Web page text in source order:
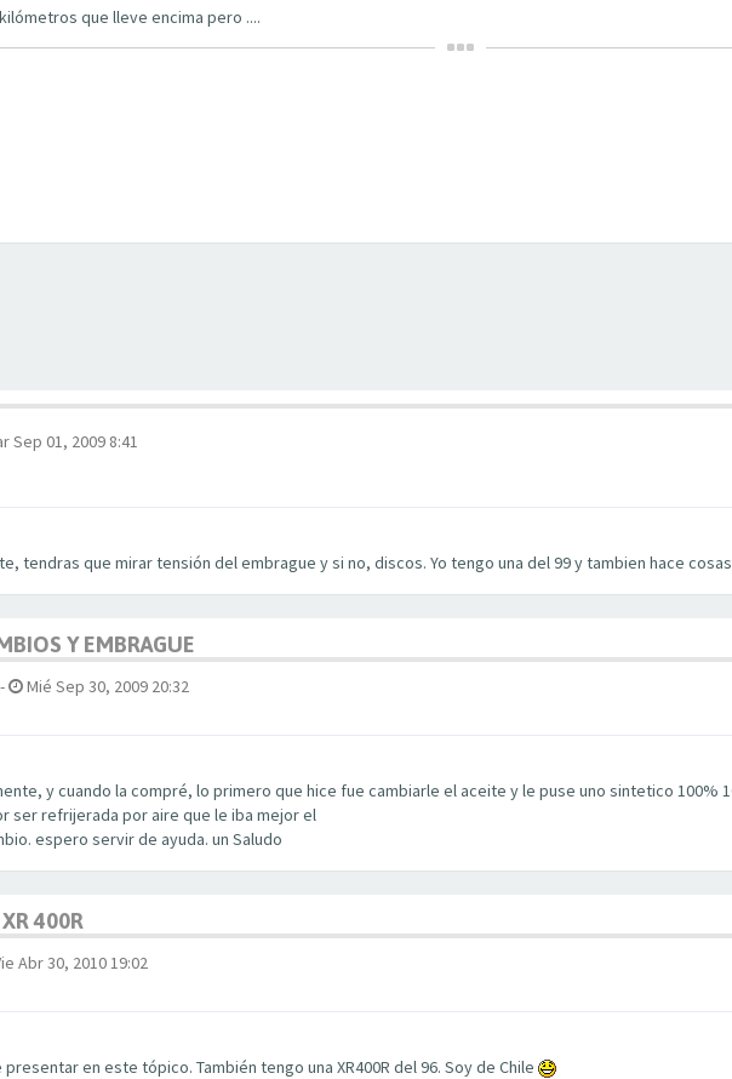
que lleve encima pero ....
Sep 01, 2009 8:41
tendras que mirar tensión del embrague y si no, discos. Yo tengo una del 99 y tambien hace
Y EMBRAGUE
- Mié Sep 30, 2009 20:32
y cuando la compré, lo primero que hice fue cambiarle el aceite y le puse uno sintetico 100%
ser refrijerada por aire que le iba mejor el
espero servir de ayuda. un Saludo
400R
Abr 30, 2010 19:02
en este tópico. También tengo una XR400R del 96. Soy de Chile